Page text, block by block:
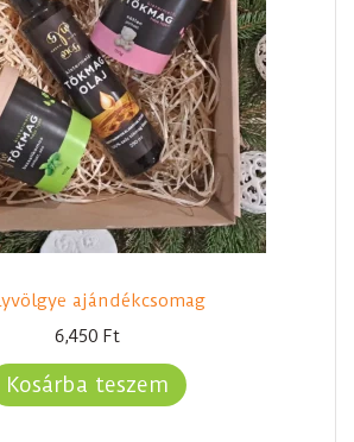
ajándékcsomag
6,450 Ft
Kosárba teszem